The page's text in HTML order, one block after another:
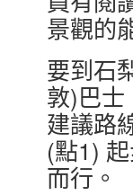
景觀的
要到石
敦)巴
建議路
(點1)
而行。